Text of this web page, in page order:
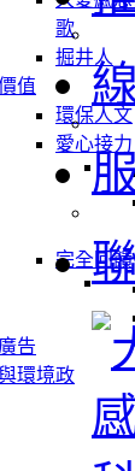
歌
掘井人
值
環保人文
愛心接力
完全回饋
告
環境政